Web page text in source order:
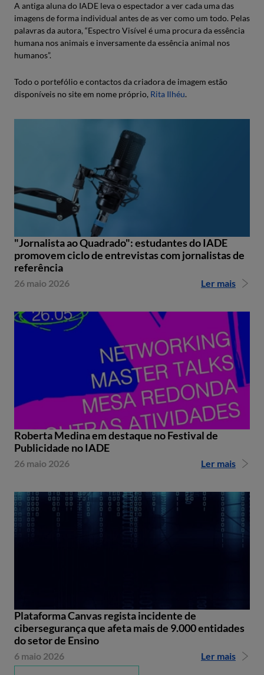
A antiga aluna do IADE leva o espectador a ver cada uma das
imagens de forma individual antes de as ver como um todo. Pelas
palavras da autora, “Espectro Visível é uma procura da essência
humana nos animais e inversamente da essência animal nos
humanos”.
Todo o portefólio e contactos da criadora de imagem estão
disponíveis no site em nome próprio, Rita Ilhéu.
"Jornalista ao Quadrado": estudantes do IADE
promovem ciclo de entrevistas com jornalistas de
referência
26 maio 2026 Ler mais
Roberta Medina em destaque no Festival de
Publicidade no IADE
26 maio 2026 Ler mais
Plataforma Canvas regista incidente de
cibersegurança que afeta mais de 9.000 entidades
do setor de Ensino
6 maio 2026 Ler mais